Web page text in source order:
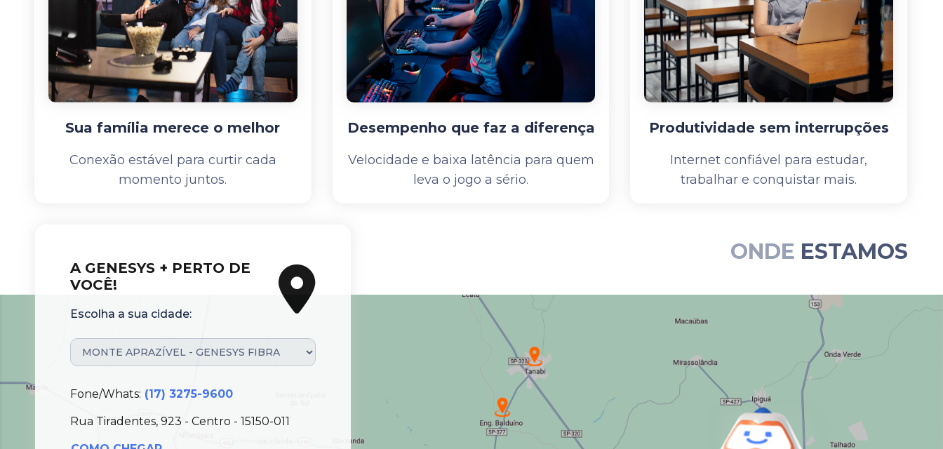
Sua família merece o melhor
Conexão estável para curtir cada
momento juntos.
Desempenho que faz a diferença
Velocidade e baixa latência para quem
leva o jogo a sério.
Produtividade sem interrupções
Internet confiável para estudar,
trabalhar e conquistar mais.
ONDE ESTAMOS
A GENESYS + PERTO DE
VOCÊ!
Escolha a sua cidade:
Fone/Whats: (17) 3275-9600
Rua Tiradentes, 923 - Centro - 15150-011